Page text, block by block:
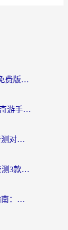
海外党刷国内资源指南：电脑vpn免费版真的能用吗？选对加速器才是关键
海外玩国内手游卡成PPT？迅游和奇游手游哪个好？附真实VPN评测及番茄加速器体验
迅游和穿梭哪个好？海外党2026亲测对比+免费vs付费选择指南，附番茄加速器实测体验
穿梭和腾讯VPN哪个好？海外党亲测3款热门回国加速器，附避坑指南
海外党必看！无缝访问国内资源指南：从vpn官网下载到加速器选择（附番茄实测）